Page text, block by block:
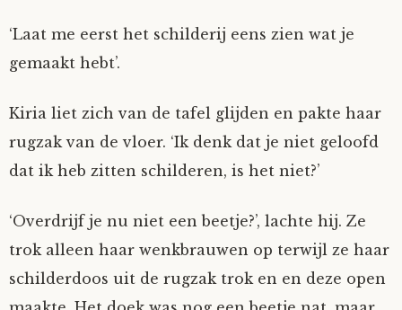
‘Laat me eerst het schilderij eens zien wat je
gemaakt hebt’.
Kiria liet zich van de tafel glijden en pakte haar
rugzak van de vloer. ‘Ik denk dat je niet geloofd
dat ik heb zitten schilderen, is het niet?’
‘Overdrijf je nu niet een beetje?’, lachte hij. Ze
trok alleen haar wenkbrauwen op terwijl ze haar
schilderdoos uit de rugzak trok en en deze open